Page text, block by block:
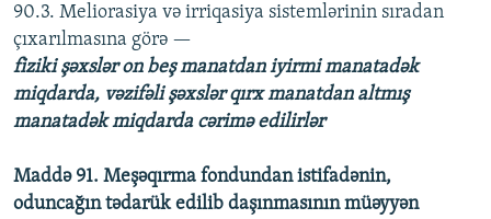
90.3. Meliorasiya və irriqasiya sistemlərinin sıradan
çıxarılmasına görə —
fiziki şəxslər on beş manatdan iyirmi manatadək
miqdarda, vəzifəli şəxslər qırx manatdan altmış
manatadək miqdarda cərimə edilirlər
Maddə 91. Meşəqırma fondundan istifadənin,
oduncağın tədarük edilib daşınmasının müəyyən